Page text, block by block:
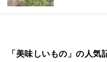
「美味しいもの」の人気